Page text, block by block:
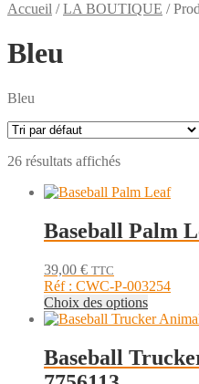
Accueil /LA BOUTIQUE /
Bleu
Bleu
26 résultats affichés
Baseball Palm
39,00 € TTC
Réf : CWC-P-003254
Choix des optionsCe
produit
plusieurs
Baseball